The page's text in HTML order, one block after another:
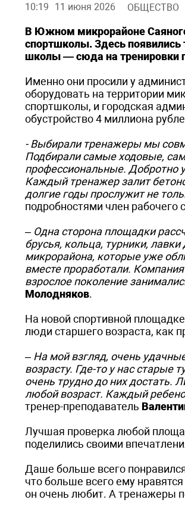
10:19 11 июня 2026 ОБЩЕСТВО
В Южном микрорайоне
спортшколы. Здесь появились
школы — сюда на тренировки
Именно они просили у
оборудовать на территории
спортшколы, и городская
обустройство 4 миллиона
- Выбирали тренажеры мы
Подбирали самые ходовые,
профессиональные. Добротно
Каждый тренажер залит
долгие годы прослужит не
подробностями член рабочего
– Одна сторона площадки
брусья, кольца, турники,
микрорайона, которые уже
вместе проработали.
взрослое поколение
Молодняков.
На новой спортивной
люди старшего возраста, как
– На мой взгляд, очень
возрасту. Где-то у нас старые
очень трудно до них достать.
любой возраст. Каждый
тренер-преподаватель
Лучшая проверка любой
поделились своими
Даше больше всего
что больше всего ему
он очень любит. А тренажеры